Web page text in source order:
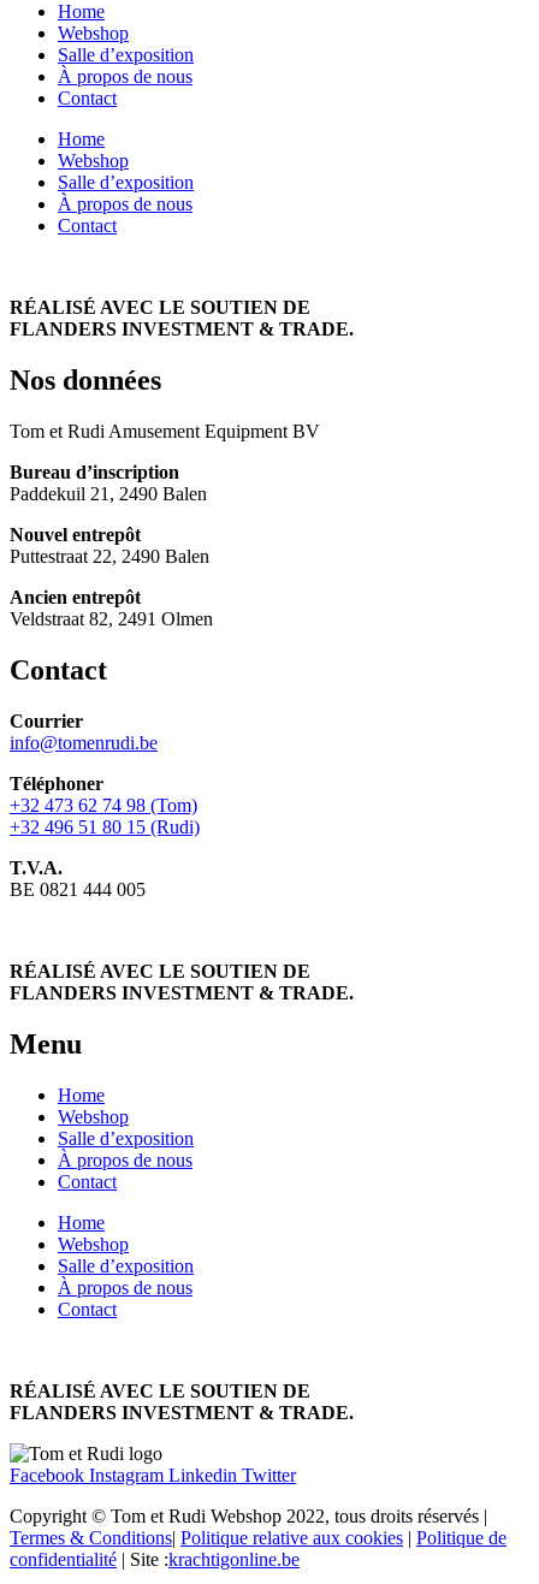
Home
Webshop
Salle d’exposition
À propos de nous
Contact
Home
Webshop
Salle d’exposition
À propos de nous
Contact
RÉALISÉ AVEC LE SOUTIEN DE
FLANDERS INVESTMENT & TRADE.
Nos données
Tom et Rudi Amusement Equipment BV
Bureau d’inscription
Paddekuil 21, 2490 Balen
Nouvel entrepôt
Puttestraat 22, 2490 Balen
Ancien entrepôt
Veldstraat 82, 2491 Olmen
Contact
Courrier
info@tomenrudi.be
Téléphoner
+32 473 62 74 98 (Tom)
+32 496 51 80 15 (Rudi)
T.V.A.
BE 0821 444 005
RÉALISÉ AVEC LE SOUTIEN DE
FLANDERS INVESTMENT & TRADE.
Menu
Home
Webshop
Salle d’exposition
À propos de nous
Contact
Home
Webshop
Salle d’exposition
À propos de nous
Contact
RÉALISÉ AVEC LE SOUTIEN DE
FLANDERS INVESTMENT & TRADE.
Facebook Instagram Linkedin Twitter
Copyright © Tom et Rudi Webshop 2022, tous droits réservés |
Termes & Conditions| Politique relative aux cookies | Politique de
confidentialité | Site :krachtigonline.be